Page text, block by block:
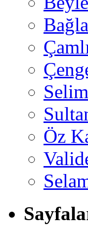
Öz